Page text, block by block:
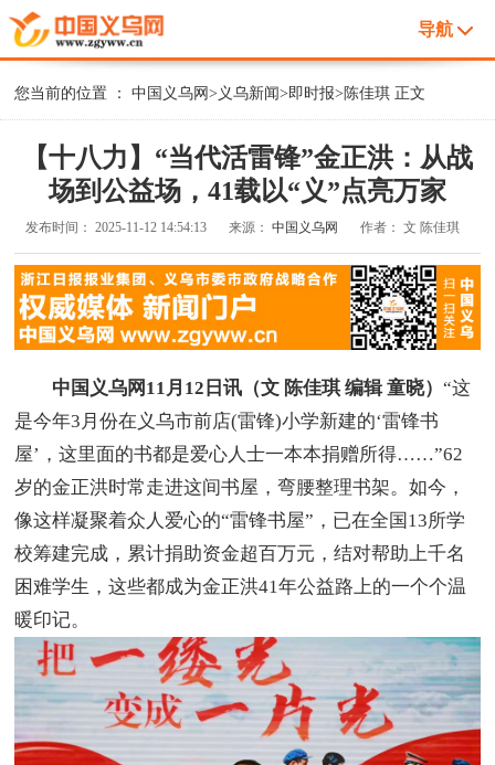
导航
您当前的位置 ：中国义乌网> 义乌新闻>即时报> 陈佳琪 正文
【十八力】“当代活雷锋”金正洪：从战
场到公益场，41载以“义”点亮万家
发布时间：2025-11-12 14:54:13 来源：中国义乌网 作者：文 陈佳琪
中国义乌网11月12日讯（文 陈佳琪 编辑 童晓）“这
是今年3月份在义乌市前店(雷锋)小学新建的‘雷锋书
屋’，这里面的书都是爱心人士一本本捐赠所得……”62
岁的金正洪时常走进这间书屋，弯腰整理书架。如今，
像这样凝聚着众人爱心的“雷锋书屋”，已在全国13所学
校筹建完成，累计捐助资金超百万元，结对帮助上千名
困难学生，这些都成为金正洪41年公益路上的一个个温
暖印记。